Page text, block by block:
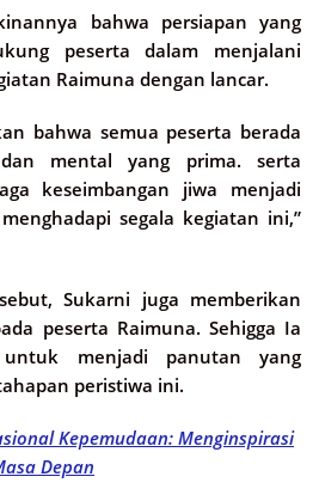
bahwa persiapan yang
peserta dalam menjalani
Raimuna dengan lancar.
bahwa semua peserta berada
mental yang prima. serta
keseimbangan jiwa menjadi
segala kegiatan ini,”
Sukarni juga memberikan
peserta Raimuna. Sehigga Ia
untuk menjadi panutan yang
peristiwa ini.
Kepemudaan: Menginspirasi
Depan